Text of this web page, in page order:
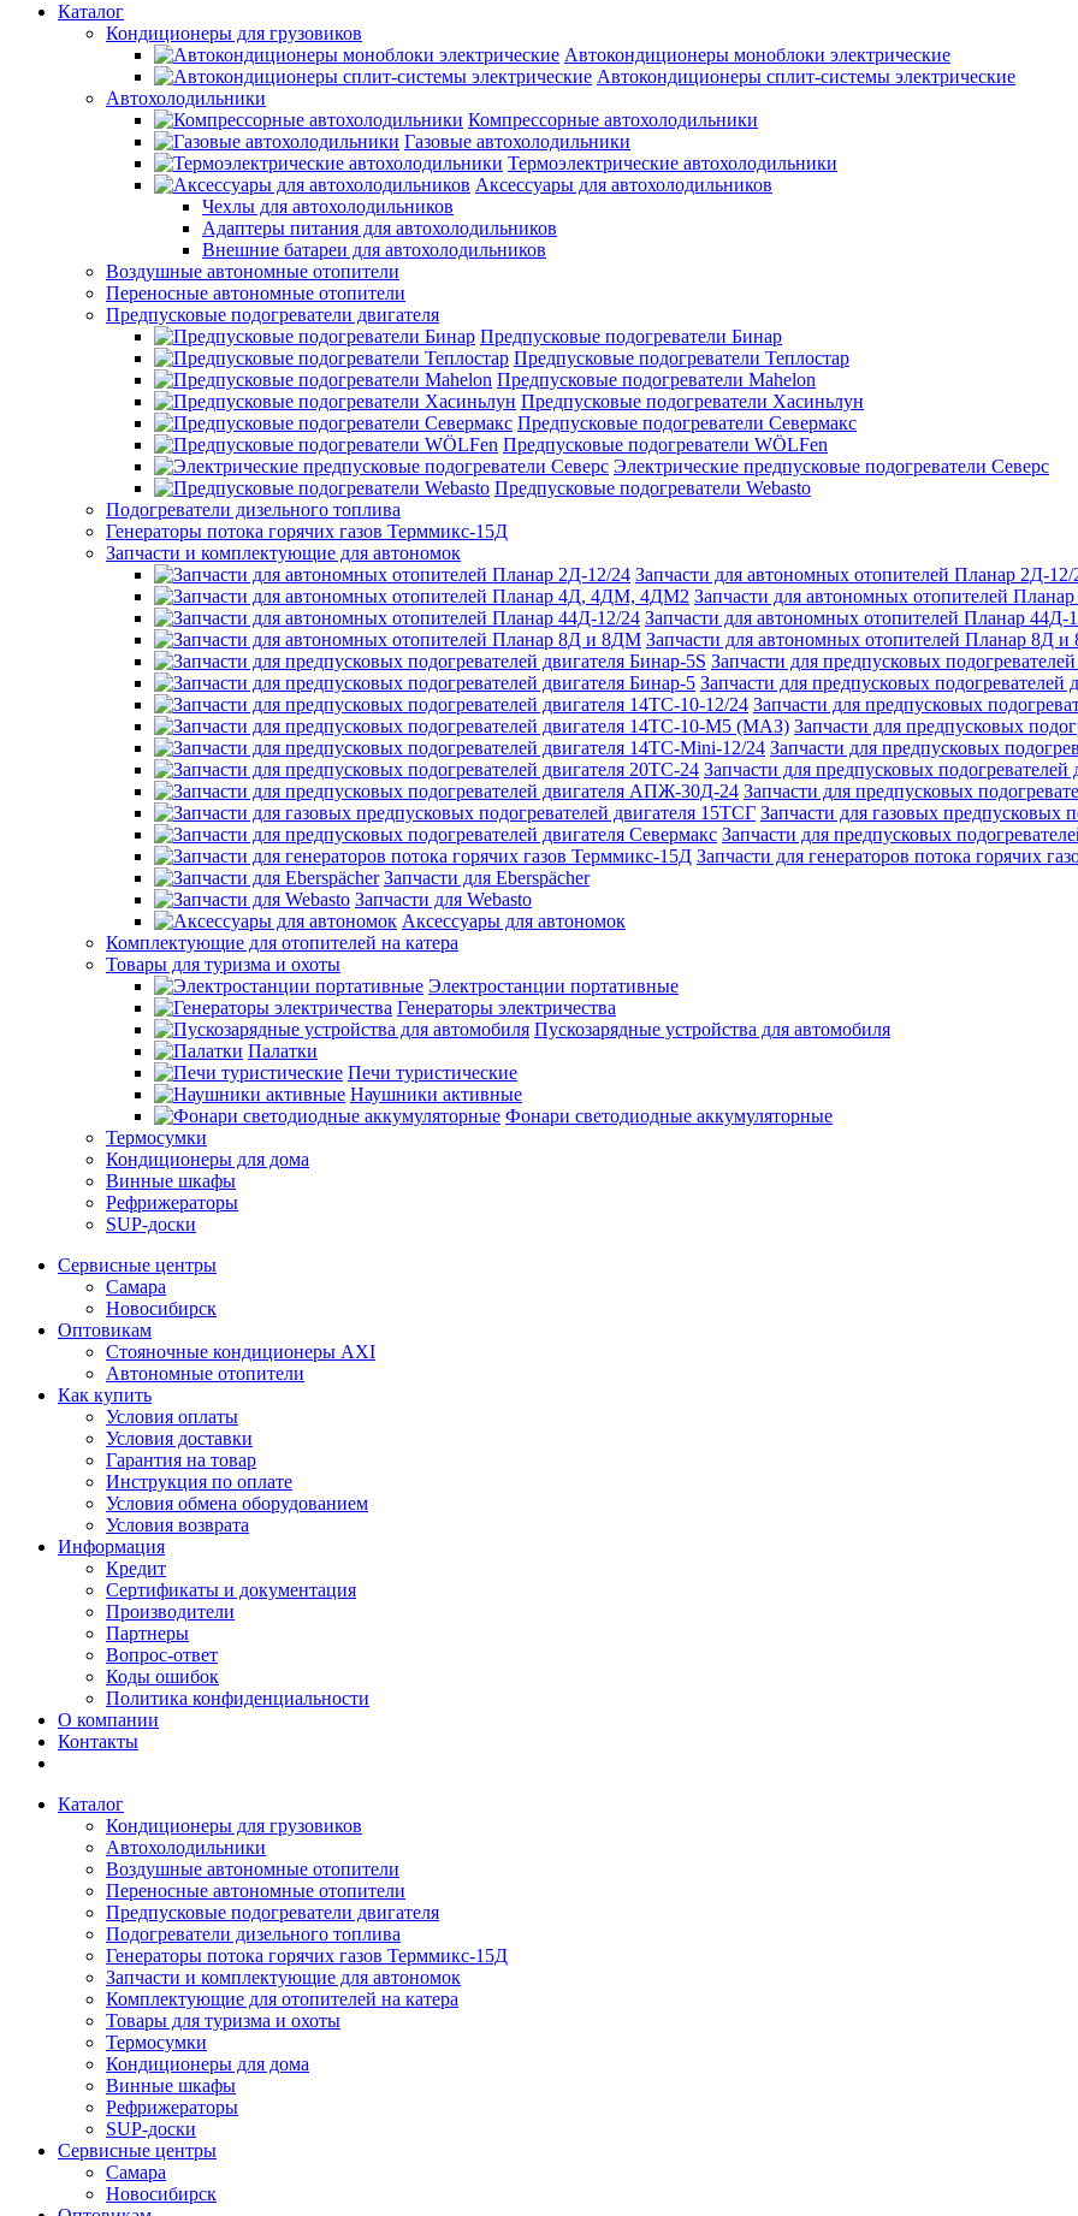
Каталог
Кондиционеры для грузовиков
Автокондиционеры моноблоки электрические
Автокондиционеры сплит-системы электрические
Автохолодильники
Компрессорные автохолодильники
Газовые автохолодильники
Термоэлектрические автохолодильники
Аксессуары для автохолодильников
Чехлы для автохолодильников
Адаптеры питания для автохолодильников
Внешние батареи для автохолодильников
Воздушные автономные отопители
Переносные автономные отопители
Предпусковые подогреватели двигателя
Предпусковые подогреватели Бинар
Предпусковые подогреватели Теплостар
Предпусковые подогреватели Mahelon
Предпусковые подогреватели Хасиньлун
Предпусковые подогреватели Севермакс
Предпусковые подогреватели WÖLFen
Электрические предпусковые подогреватели Северс
Предпусковые подогреватели Webasto
Подогреватели дизельного топлива
Генераторы потока горячих газов Терммикс-15Д
Запчасти и комплектующие для автономок
Запчасти для автономных отопителей Планар 2Д-12/
Запчасти для автономных отопителей
Запчасти для автономных отопителей Планар 44Д-
Запчасти для автономных отопителей Планар 8Д
Запчасти для предпусковых
Запчасти для предпусковых подогревателей
Запчасти для предпусковых
Запчасти для предпусковых
Запчасти для предпусковых
Запчасти для предпусковых
Запчасти для предпусковых
Запчасти для газовых предпусковых
Запчасти для предпусковых
Запчасти для генераторов потока горячих
Запчасти для Eberspächer
Запчасти для Webasto
Аксессуары для автономок
Комплектующие для отопителей на катера
Товары для туризма и охоты
Электростанции портативные
Генераторы электричества
Пускозарядные устройства для автомобиля
Палатки
Печи туристические
Наушники активные
Фонари светодиодные аккумуляторные
Термосумки
Кондиционеры для дома
Винные шкафы
Рефрижераторы
SUP-доски
Сервисные центры
Самара
Новосибирск
Оптовикам
Стояночные кондиционеры AXI
Автономные отопители
Как купить
Условия оплаты
Условия доставки
Гарантия на товар
Инструкция по оплате
Условия обмена оборудованием
Условия возврата
Информация
Кредит
Сертификаты и документация
Производители
Партнеры
Вопрос-ответ
Коды ошибок
Политика конфиденциальности
О компании
Контакты
Каталог
Кондиционеры для грузовиков
Автохолодильники
Воздушные автономные отопители
Переносные автономные отопители
Предпусковые подогреватели двигателя
Подогреватели дизельного топлива
Генераторы потока горячих газов Терммикс-15Д
Запчасти и комплектующие для автономок
Комплектующие для отопителей на катера
Товары для туризма и охоты
Термосумки
Кондиционеры для дома
Винные шкафы
Рефрижераторы
SUP-доски
Сервисные центры
Самара
Новосибирск